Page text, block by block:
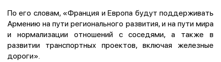
По его словам, «Франция и Европа будут поддерживать
Армению на пути регионального развития, и на пути мира
и нормализации отношений с соседями, а также в
развитии транспортных проектов, включая железные
дороги».